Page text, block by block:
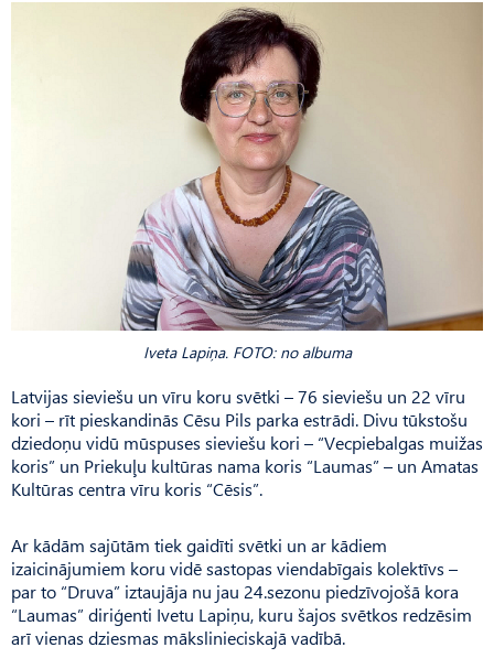
Iveta Lapiņa. FOTO: no albuma
Latvijas sieviešu un vīru koru svētki – 76 sieviešu un 22 vīru
kori – rīt pieskandinās Cēsu Pils parka estrādi. Divu tūkstošu
dziedoņu vidū mūspuses sieviešu kori – “Vecpiebalgas muižas
koris” un Priekuļu kultūras nama koris “Laumas” – un Amatas
Kultūras centra vīru koris “Cēsis”.
Ar kādām sajūtām tiek gaidīti svētki un ar kādiem
izaicinājumiem koru vidē sastopas viendabīgais kolektīvs –
par to “Druva” iztaujāja nu jau 24.sezonu piedzīvojošā kora
“Lau­mas” diriģenti Ivetu La­piņu, kuru šajos svētkos redzēsim
arī vienas dziesmas mākslinieciskajā vadībā.